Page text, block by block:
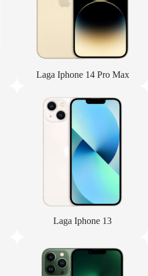
Laga Iphone 14 Pro Max
Laga Iphone 13